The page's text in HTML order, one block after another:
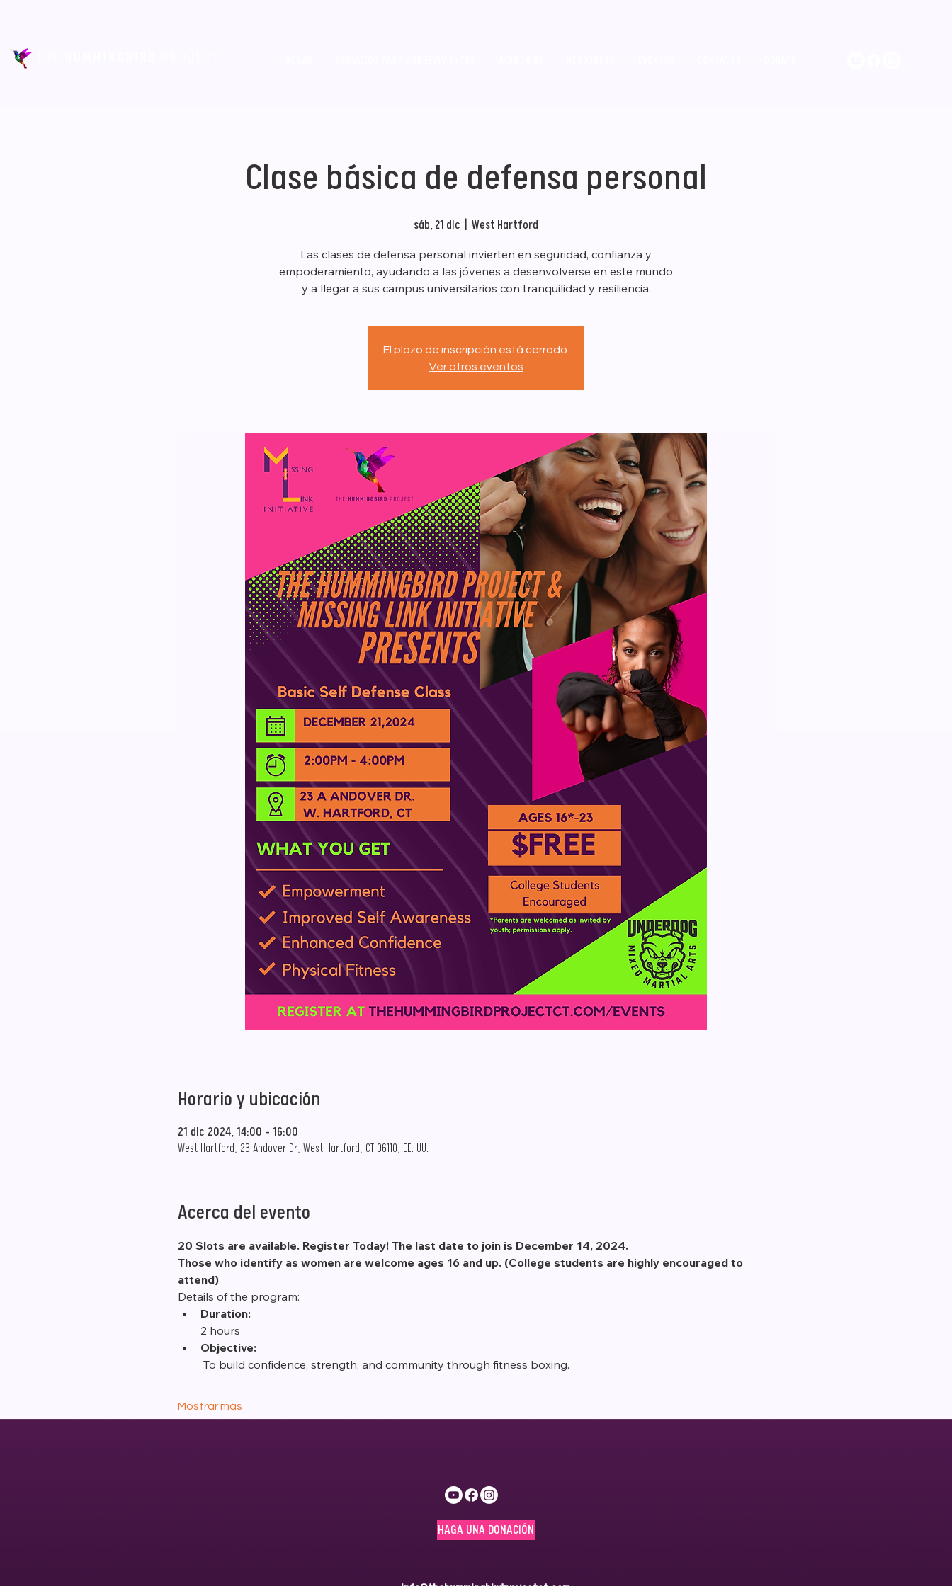
Clase básica de defensa personal
sáb, 21 dic West Hartford
Las clases de defensa personal invierten en seguridad, confianza y
empoderamiento, ayudando a las jóvenes a desenvolverse en este mundo
y a llegar a sus campus universitarios con tranquilidad y resiliencia.
El plazo de inscripción está cerrado.
Ver otros eventos
Horario y ubicación
21 dic 2024, 14:00 – 16:00
West Hartford, 23 Andover Dr, West Hartford, CT 06110, EE. UU.
Acerca del evento
20 Slots are available. Register Today! The last date to join is December 14, 2024.
Those who identify as women are welcome ages 16 and up. (College students are highly encouraged to
attend)
Details of the program:
Duration:
2 hours
Objective:
To build confidence, strength, and community through fitness boxing.
Mostrar más
HAGA UNA DONACIÓN